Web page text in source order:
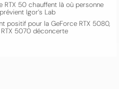
RTX 50 chauffent là où personne
Igor’s Lab
positif pour la GeForce RTX 5080,
5070 déconcerte